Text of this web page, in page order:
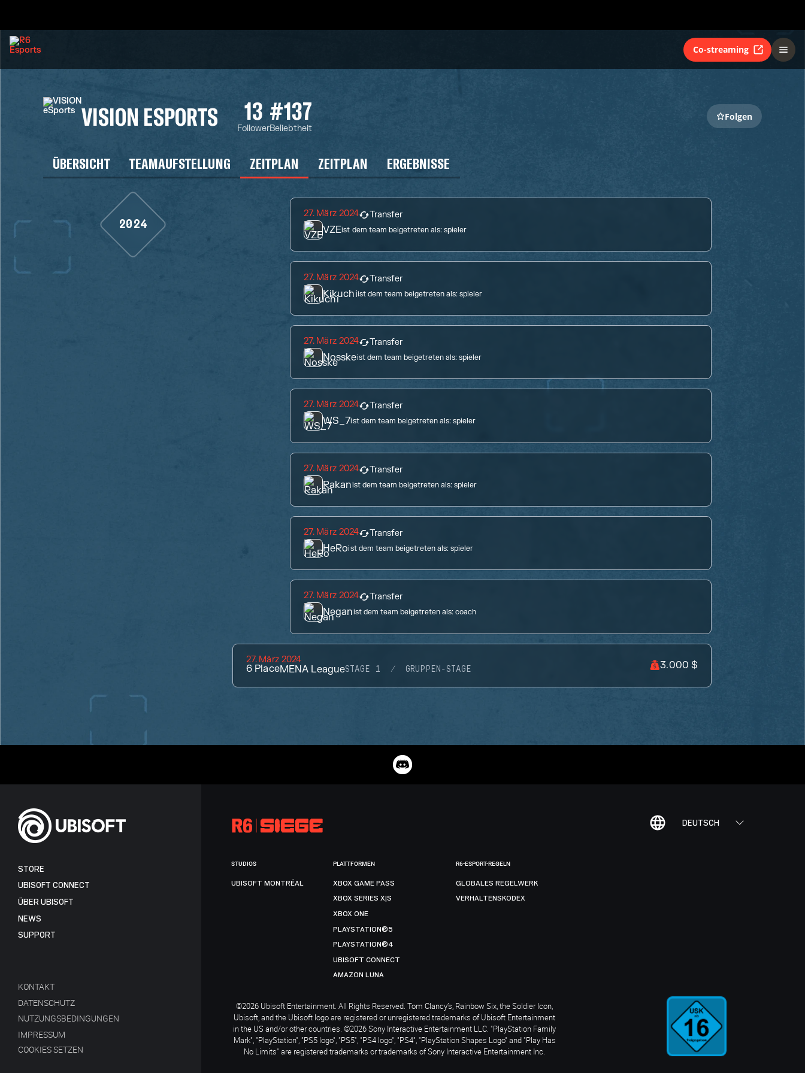
Co-streaming
VISION ESPORTS 13
Follower
#137
Beliebtheit
Folgen
ÜBERSICHT TEAMAUFSTELLUNG ZEITPLAN ZEITPLAN ERGEBNISSE
2024
27. März 2024 Transfer
VZEist dem team beigetreten als:spieler
27. März 2024 Transfer
Kikuchiist dem team beigetreten als:spieler
27. März 2024 Transfer
Nosskeist dem team beigetreten als:spieler
27. März 2024 Transfer
WS_7ist dem team beigetreten als:spieler
27. März 2024 Transfer
Rakanist dem team beigetreten als:spieler
27. März 2024 Transfer
HeRoist dem team beigetreten als:spieler
27. März 2024 Transfer
Neganist dem team beigetreten als:coach
27. März 2024
6 PlaceMENA LeagueSTAGE 1 GRUPPEN-STAGE 3.000 $
DEUTSCH
STORE
UBISOFT CONNECT
ÜBER UBISOFT
NEWS
SUPPORT
KONTAKT
DATENSCHUTZ
NUTZUNGSBEDINGUNGEN
IMPRESSUM
COOKIES SETZEN
STUDIOS
UBISOFT MONTRÉAL
PLATTFORMEN
XBOX GAME PASS
XBOX SERIES X|S
XBOX ONE
PLAYSTATION®5
PLAYSTATION®4
UBISOFT CONNECT
AMAZON LUNA
R6-ESPORT-REGELN
GLOBALES REGELWERK
VERHALTENSKODEX
©2026 Ubisoft Entertainment. All Rights Reserved. Tom Clancy’s, Rainbow Six, the Soldier Icon,
Ubisoft, and the Ubisoft logo are registered or unregistered trademarks of Ubisoft Entertainment
in the US and/or other countries. ©2026 Sony Interactive Entertainment LLC. "PlayStation Family
Mark", "PlayStation", "PS5 logo", "PS5", "PS4 logo", "PS4", "PlayStation Shapes Logo" and "Play Has
No Limits" are registered trademarks or trademarks of Sony Interactive Entertainment Inc.